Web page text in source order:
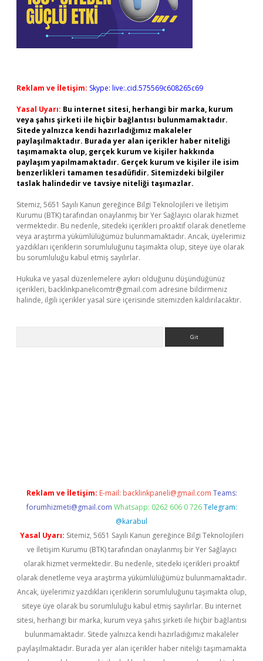
Reklam ve İletişim: Skype: live:.cid.575569c608265c69
Yasal Uyarı: Bu internet sitesi, herhangi bir marka, kurum
veya şahıs şirketi ile hiçbir bağlantısı bulunmamaktadır.
Sitede yalnızca kendi hazırladığımız makaleler
paylaşılmaktadır. Burada yer alan içerikler haber niteliği
taşımamakta olup, gerçek kurum ve kişiler hakkında
paylaşım yapılmamaktadır. Gerçek kurum ve kişiler ile isim
benzerlikleri tamamen tesadüfidir. Sitemizdeki bilgiler
taslak halindedir ve tavsiye niteliği taşımazlar.
Sitemiz, 5651 Sayılı Kanun gereğince Bilgi Teknolojileri ve İletişim
Kurumu (BTK) tarafından onaylanmış bir Yer Sağlayıcı olarak hizmet
vermektedir. Bu nedenle, sitedeki içerikleri proaktif olarak denetleme
veya araştırma yükümlülüğümüz bulunmamaktadır. Ancak, üyelerimiz
yazdıkları içeriklerin sorumluluğunu taşımakta olup, siteye üye olarak
bu sorumluluğu kabul etmiş sayılırlar.
Hukuka ve yasal düzenlemelere aykırı olduğunu düşündüğünüz
içerikleri, backlinkpanelicomtr@gmail.com adresine bildirmeniz
halinde, ilgili içerikler yasal süre içerisinde sitemizden kaldırılacaktır.
Reklam ve İletişim: E-mail: backlinkpaneli@gmail.com Teams:
forumhizmeti@gmail.com Whatsapp: 0262 606 0 726 Telegram:
@karabul
Yasal Uyarı: Sitemiz, 5651 Sayılı Kanun gereğince Bilgi Teknolojileri
ve İletişim Kurumu (BTK) tarafından onaylanmış bir Yer Sağlayıcı
olarak hizmet vermektedir. Bu nedenle, sitedeki içerikleri proaktif
olarak denetleme veya araştırma yükümlülüğümüz bulunmamaktadır.
Ancak, üyelerimiz yazdıkları içeriklerin sorumluluğunu taşımakta olup,
siteye üye olarak bu sorumluluğu kabul etmiş sayılırlar. Bu internet
sitesi, herhangi bir marka, kurum veya şahıs şirketi ile hiçbir bağlantısı
bulunmamaktadır. Sitede yalnızca kendi hazırladığımız makaleler
paylaşılmaktadır. Burada yer alan içerikler haber niteliği taşımamakta